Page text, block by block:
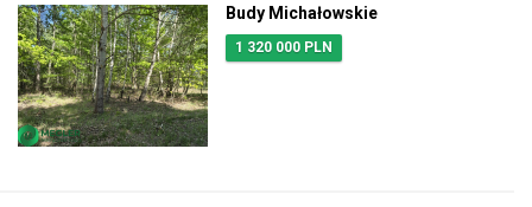
Budy Michałowskie
1 320 000 PLN